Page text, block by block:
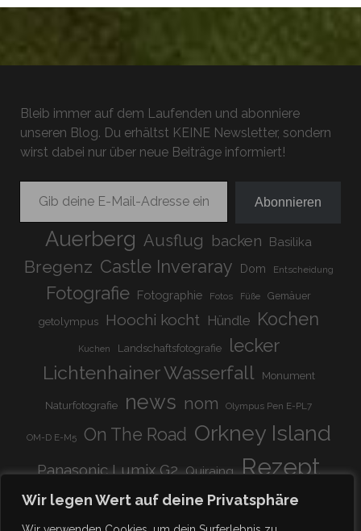
Wir legen Wert auf deine Privatsphäre
Bleib immer auf dem Laufenden und abonniere
unseren Blog. Du erhältst KEINE Newsletter, sondern
wirst dabei nur über neue Beiträge informiert!
Gib deine E-Mail-Adresse ein ...
Abonnieren
Auerberg Ausflug backen Basilika
Bregenz Castle Inveraray Dom Entscheidung
Fotografie Fotographie Fotos Füße Gemäuer
getolympus Hoochi kocht Hündle Kochen
Kuchen Landschaftsfotografie lecker
Lichtenhainer Wasserfall Monument
Naturfotografie news nom Olympus Pen E-PL7
OM-D E-M5 On The Road Orkney Island
Panasonic Lumix G2 Quiraing Rezept
Rundreise schnell & einfach Scotland
Stadion super lecker Systemkamera